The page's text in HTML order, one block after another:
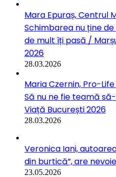
Mara Epuraș, Centrul
Schimbarea nu ține
de mult îți pasă /
2026
28.03.2026
Maria Czernin, Pro-
Să nu ne fie teamă
Viață București 2026
28.03.2026
Veronica Iani,
din burtică”, are
23.05.2026